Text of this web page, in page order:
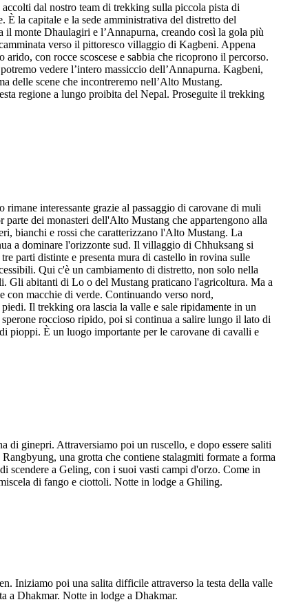
dal nostro team di trekking sulla piccola pista di
la capitale e la sede amministrativa del distretto del
monte Dhaulagiri e l’Annapurna, creando così la gola più
verso il pittoresco villaggio di Kagbeni. Appena
con rocce scoscese e sabbia che ricoprono il percorso.
vedere l’intero massiccio dell’Annapurna. Kagbeni,
delle scene che incontreremo nell’Alto Mustang.
regione a lungo proibita del Nepal. Proseguite il trekking
interessante grazie al passaggio di carovane di muli
dei monasteri dell'Alto Mustang che appartengono alla
bianchi e rossi che caratterizzano l'Alto Mustang. La
a dominare l'orizzonte sud. Il villaggio di Chhuksang si
parti distinte e presenta mura di castello in rovina sulle
Qui c'è un cambiamento di distretto, non solo nella
Gli abitanti di Lo o del Mustang praticano l'agricoltura. Ma a
con macchie di verde. Continuando verso nord,
Il trekking ora lascia la valle e sale ripidamente in un
roccioso ripido, poi si continua a salire lungo il lato di
pioppi. È un luogo importante per le carovane di cavalli e
di ginepri. Attraversiamo poi un ruscello, e dopo essere saliti
una grotta che contiene stalagmiti formate a forma
scendere a Geling, con i suoi vasti campi d'orzo. Come in
di fango e ciottoli. Notte in lodge a Ghiling.
Iniziamo poi una salita difficile attraverso la testa della valle
a Dhakmar. Notte in lodge a Dhakmar.